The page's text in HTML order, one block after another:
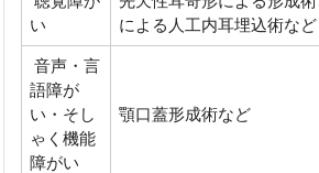
い
による人工内耳埋込術など
音声・言
語障が
い・そし
ゃく機能
障がい
顎口蓋形成術など